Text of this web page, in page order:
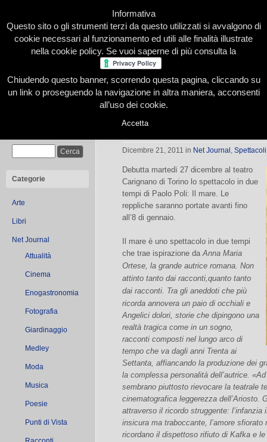
Home Presentazione Redazione Le nostre firme
Categorie
Arte
Libri
Net Journal
Attualità
Cinema
Enogastronomia
Fotografia
Giardinaggio
Medley
Moda
Musica
Poesie
Punti di Vista
Il mare di Poli
Dicembre 21, 2011 in Net Journal , Spettacoli
Debutta martedì 27 dicembre al teatro
Carignano di Torino lo spettacolo in due
tempi di Paolo Poli: Il mare. Le
reppliche saranno portate avanti fino
all’8 di gennaio.
Il mare è uno spettacolo in due tempi
che trae ispirazione daAnna Maria
Ortese, la grande autrice romana. Non
attinto tanto dai racconti,quanto tanto
dai racconti. Tra gli aneddoti che più
ricorda annovera un paio di occhiali e
Angelici dolori, storie che dipingono una
realtà tragica come in un sogno,
racconti composti nel lungo arco di
tempo che va dagli anni Trenta ai
Settanta, affiancando la produzione dei
la complessa personalità dell’autrice. «
sembrano piuttosto rievocare la teatrale
cinematografica leggerezza dell’Ariosto.
attraverso il ricordo struggente: l’infanzia
insicura ma traboccante, l’amore
ricordano il dispettoso rifiuto di Kafka e
Informativa
Questo sito o gli strumenti terzi da questo utilizzati si avvalgono di
cookie necessari al funzionamento ed utili alle finalità illustrate
nella cookie policy. Se vuoi saperne di più consulta la
Chiudendo questo banner, scorrendo questa pagina, cliccando su
un link o proseguendo la navigazione in altra maniera, acconsenti
all’uso dei cookie.
Accetta